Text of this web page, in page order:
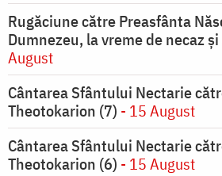
Rugăciune către Preasfânta
Dumnezeu, la vreme de necaz
August
Cântarea Sfântului Nectarie
Theotokarion (7) - 15 August
Cântarea Sfântului Nectarie
Theotokarion (6) - 15 August